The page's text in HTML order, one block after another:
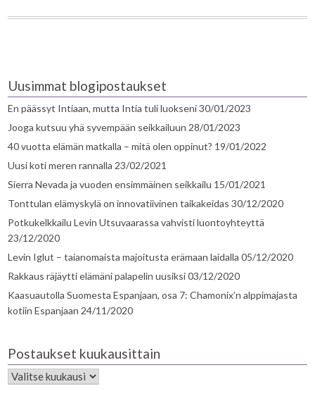
Uusimmat blogipostaukset
En päässyt Intiaan, mutta Intia tuli luokseni30/01/2023
Jooga kutsuu yhä syvempään seikkailuun 28/01/2023
40 vuotta elämän matkalla – mitä olen oppinut? 19/01/2022
Uusi koti meren rannalla 23/02/2021
Sierra Nevada ja vuoden ensimmäinen seikkailu 15/01/2021
Tonttulan elämyskylä on innovatiivinen taikakeidas 30/12/2020
Potkukelkkailu Levin Utsuvaarassa vahvisti luontoyhteyttä
23/12/2020
Levin Iglut – taianomaista majoitusta erämaan laidalla 05/12/2020
Rakkaus räjäytti elämäni palapelin uusiksi03/12/2020
Kaasuautolla Suomesta Espanjaan, osa 7: Chamonix’n alppimajasta
kotiin Espanjaan 24/11/2020
Postaukset kuukausittain